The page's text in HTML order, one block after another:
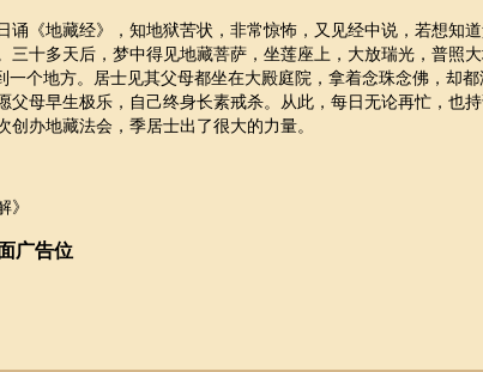
《地藏经》，知地狱苦状，非常惊怖，又见经中说，若想知
十多天后，梦中得见地藏菩萨，坐莲座上，大放瑞光，普照
个地方。居士见其父母都坐在大殿庭院，拿着念珠念佛，却都
母早生极乐，自己终身长素戒杀。从此，每日无论再忙，也
办地藏法会，季居士出了很大的力量。
》
广告位